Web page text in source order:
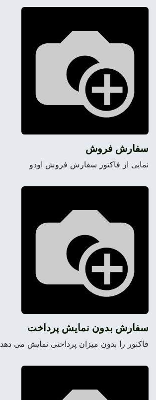
سفارش فروش
نمایی از فاکتور سفارش فروش اودو
سفارش بدون نمایش پرداخت
فاکتور را بدون میزان پرداختی نمایش می دهد